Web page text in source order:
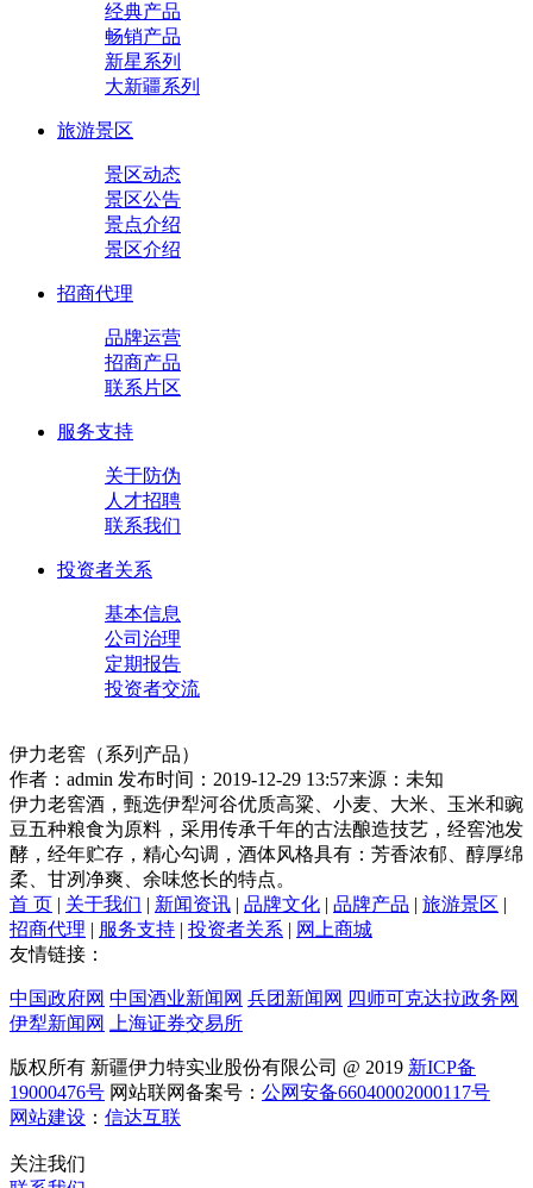
经典产品
畅销产品
新星系列
大新疆系列
旅游景区
景区动态
景区公告
景点介绍
景区介绍
招商代理
品牌运营
招商产品
联系片区
服务支持
关于防伪
人才招聘
联系我们
投资者关系
基本信息
公司治理
定期报告
投资者交流
伊力老窖（系列产品）
作者：admin 发布时间：2019-12-29 13:57来源：未知
伊力老窖酒，甄选伊犁河谷优质高粱、小麦、大米、玉米和豌
豆五种粮食为原料，采用传承千年的古法酿造技艺，经窖池发
酵，经年贮存，精心勾调，酒体风格具有：芳香浓郁、醇厚绵
柔、甘冽净爽、余味悠长的特点。
首 页 | 关于我们 | 新闻资讯 | 品牌文化 | 品牌产品 | 旅游景区 |
招商代理 | 服务支持 | 投资者关系 | 网上商城
友情链接：
中国政府网 中国酒业新闻网 兵团新闻网 四师可克达拉政务网
伊犁新闻网
上海证券交易所
版权所有 新疆伊力特实业股份有限公司 @ 2019 新ICP备
19000476号 网站联网备案号： 公网安备66040002000117号
网站建设 ： 信达互联
关注我们